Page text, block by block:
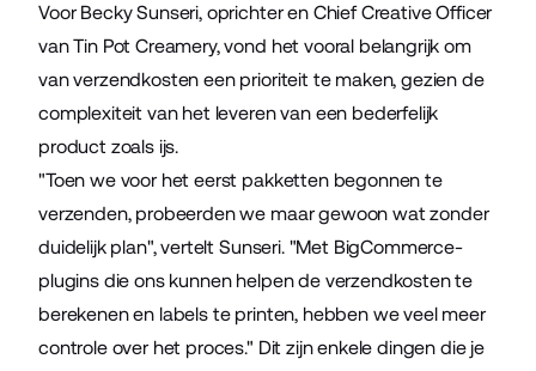
Voor Becky Sunseri, oprichter en Chief Creative Officer
van Tin Pot Creamery, vond het vooral belangrijk om
van verzendkosten een prioriteit te maken, gezien de
complexiteit van het leveren van een bederfelijk
product zoals ijs.
"Toen we voor het eerst pakketten begonnen te
verzenden, probeerden we maar gewoon wat zonder
duidelijk plan", vertelt Sunseri. "Met BigCommerce-
plugins die ons kunnen helpen de verzendkosten te
berekenen en labels te printen, hebben we veel meer
controle over het proces." Dit zijn enkele dingen die je